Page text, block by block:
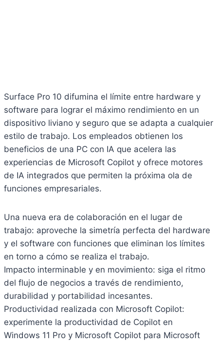
Surface Pro 10 difumina el límite entre hardware y
software para lograr el máximo rendimiento en un
dispositivo liviano y seguro que se adapta a cualquier
estilo de trabajo. Los empleados obtienen los
beneficios de una PC con IA que acelera las
experiencias de Microsoft Copilot y ofrece motores
de IA integrados que permiten la próxima ola de
funciones empresariales.
Una nueva era de colaboración en el lugar de
trabajo: aproveche la simetría perfecta del hardware
y el software con funciones que eliminan los límites
en torno a cómo se realiza el trabajo.
Impacto interminable y en movimiento: siga el ritmo
del flujo de negocios a través de rendimiento,
durabilidad y portabilidad incesantes.
Productividad realizada con Microsoft Copilot:
experimente la productividad de Copilot en
Windows 11 Pro y Microsoft Copilot para Microsoft